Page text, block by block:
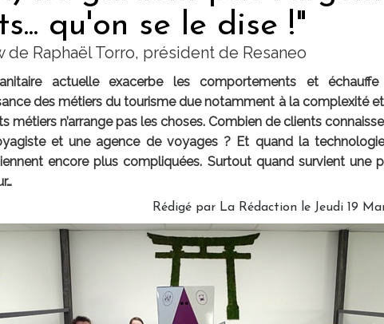
qu'on se le dise !"
de Raphaël Torro, président de Resaneo
actuelle exacerbe les comportements et
des métiers du tourisme due notamment à la complexité
métiers n’arrange pas les choses. Combien de clients
et une agence de voyages ? Et quand la technologie
encore plus compliquées. Surtout quand survient une
Rédigé par La Rédaction le Jeudi 19